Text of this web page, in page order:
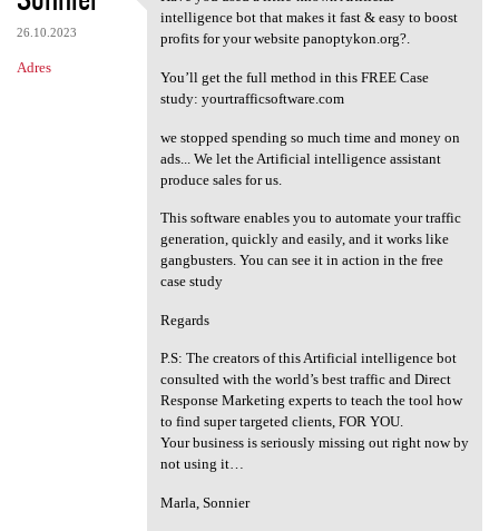
26.10.2023
Adres
Have you used a little-known
intelligence bot that makes it fast & easy to boost
profits for your website panoptykon.org?.
You’ll get the full method in this FREE Case
study: yourtrafficsoftware.com
we stopped spending so much time and money on
ads... We let the Artificial intelligence assistant
produce sales for us.
This software enables you to automate your traffic
generation, quickly and easily, and it works like
gangbusters. You can see it in action in the free
case study
Regards
P.S: The creators of this Artificial intelligence bot
consulted with the world’s best traffic and Direct
Response Marketing experts to teach the tool how
to find super targeted clients, FOR YOU.
Your business is seriously missing out right now by
not using it…
Marla, Sonnier